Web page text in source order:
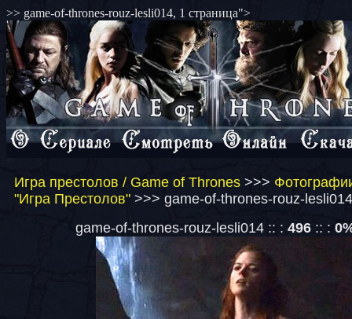
>> game-of-thrones-rouz-lesli014, 1 страница">
Игра престолов / Game of Thrones >>>
"Игра Престолов" >>> game-of-thrones-rouz-
game-of-thrones-rouz-lesli014 :: : 496:: :